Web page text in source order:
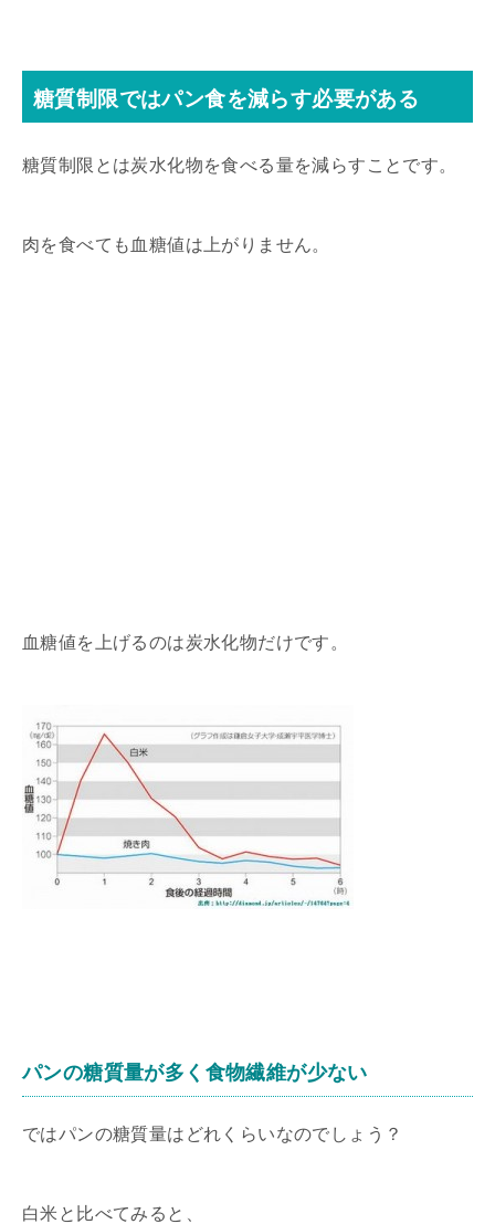
糖質制限ではパン食を減らす必要がある
糖質制限とは炭水化物を食べる量を減らすことです。
肉を食べても血糖値は上がりません。
血糖値を上げるのは炭水化物だけです。
パンの糖質量が多く食物繊維が少ない
ではパンの糖質量はどれくらいなのでしょう？
白米と比べてみると、